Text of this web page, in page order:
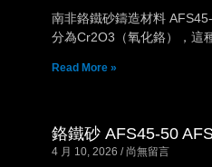
南非鉻鐵砂鑄造材料
分為Cr2O3（氧化鉻），這
Read More »
鉻鐵砂 AFS45-50
4 月 10, 2026 尚無留言